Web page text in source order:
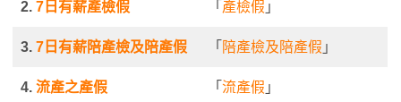
2. 7日有薪產檢假 「 產檢假 」
3. 7日有薪陪產檢及陪產假 「 陪產檢及陪產假 」
4. 流產之產假 「 流產假 」